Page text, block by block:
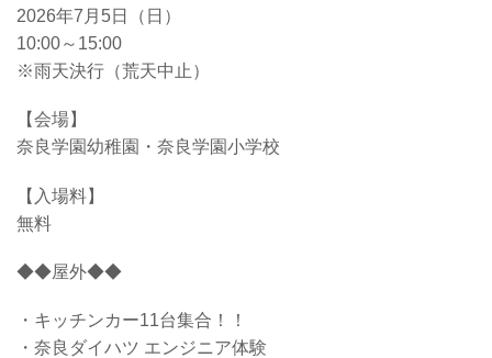
2026年7月5日（日）
10:00～15:00
※雨天決行（荒天中止）
【会場】
奈良学園幼稚園・奈良学園小学校
【入場料】
無料
◆◆屋外◆◆
・キッチンカー11台集合！！
・奈良ダイハツ エンジニア体験